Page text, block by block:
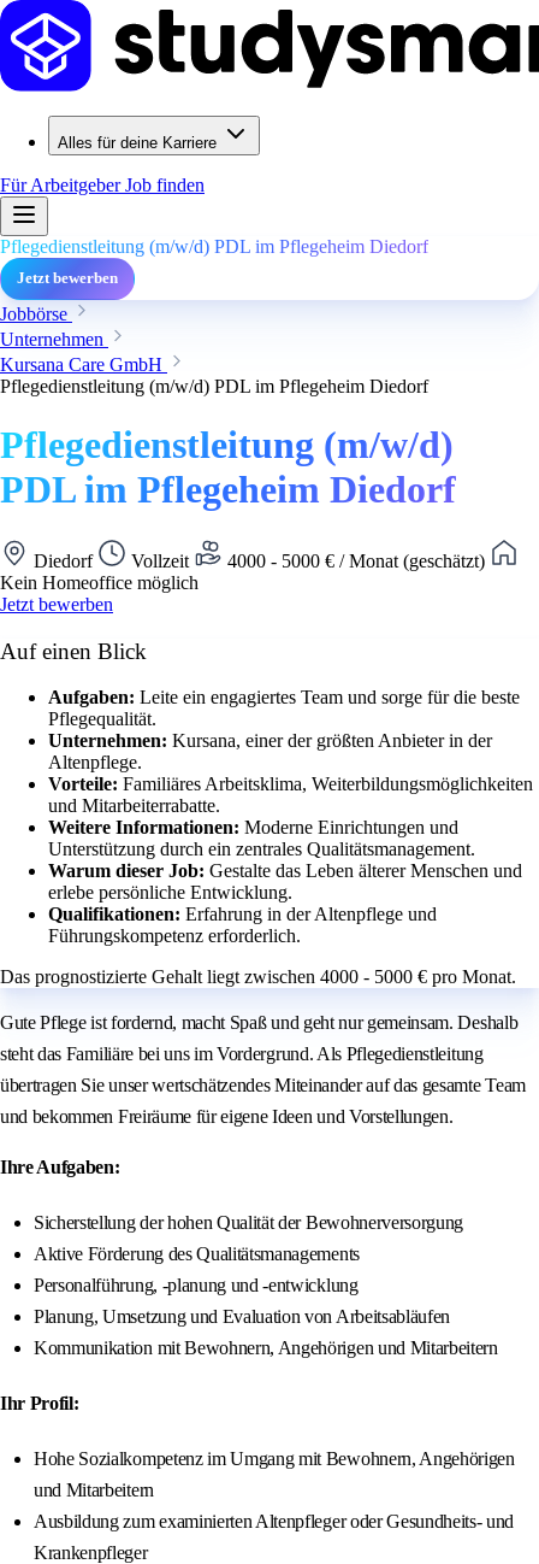
Alles für deine Karriere
Für ArbeitgeberJob finden
Pflegedienstleitung (m/w/d) PDL im Pflegeheim Diedorf
Jetzt bewerben
Jobbörse
Unternehmen
Kursana Care GmbH
Pflegedienstleitung (m/w/d) PDL im Pflegeheim Diedorf
Pflegedienstleitung (m/w/d)
PDL im Pflegeheim Diedorf
Diedorf Vollzeit
4000 - 5000 € / Monat (geschätzt)
Kein Homeoffice möglich
Jetzt bewerben
Auf einen Blick
Aufgaben: Leite ein engagiertes Team und sorge für die beste
Pflegequalität.
Unternehmen: Kursana, einer der größten Anbieter in der
Altenpflege.
Vorteile: Familiäres Arbeitsklima, Weiterbildungsmöglichkeiten
und Mitarbeiterrabatte.
Weitere Informationen: Moderne Einrichtungen und
Unterstützung durch ein zentrales Qualitätsmanagement.
Warum dieser Job: Gestalte das Leben älterer Menschen und
erlebe persönliche Entwicklung.
Qualifikationen: Erfahrung in der Altenpflege und
Führungskompetenz erforderlich.
Das prognostizierte Gehalt liegt zwischen 4000 - 5000 € pro Monat.
Gute Pflege ist fordernd, macht Spaß und geht nur gemeinsam. Deshalb
steht das Familiäre bei uns im Vordergrund. Als Pflegedienstleitung
übertragen Sie unser wertschätzendes Miteinander auf das gesamte Team
und bekommen Freiräume für eigene Ideen und Vorstellungen.
Ihre Aufgaben:
Sicherstellung der hohen Qualität der Bewohnerversorgung
Aktive Förderung des Qualitätsmanagements
Personalführung, -planung und -entwicklung
Planung, Umsetzung und Evaluation von Arbeitsabläufen
Kommunikation mit Bewohnern, Angehörigen und Mitarbeitern
Ihr Profil:
Hohe Sozialkompetenz im Umgang mit Bewohnern, Angehörigen
und Mitarbeitern
Ausbildung zum examinierten Altenpfleger oder Gesundheits- und
Krankenpfleger